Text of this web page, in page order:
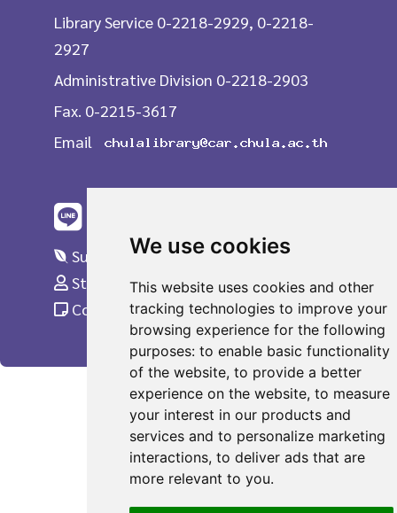
We use cookies
This website uses cookies and other
tracking technologies to improve your
browsing experience for the following
purposes:to enable basic functionality
of the website,to provide a better
experience on the website,to measure
your interest in our products and
services and to personalize marketing
interactions,to deliver ads that are
more relevant to you.
Library Service 0-2218-2929, 0-2218-
2927
Administrative Division 0-2218-2903
Fax. 0-2215-3617
Email
Suggestions
Staff Only
Complaint